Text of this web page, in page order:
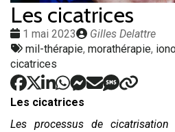
Les cicatrices
Date
:
1 mai 2023
Publié
par
Gilles Delattre
Tags
:
mil-thérapie, morathérapie,
cicatrices
Les cicatrices
Les processus de